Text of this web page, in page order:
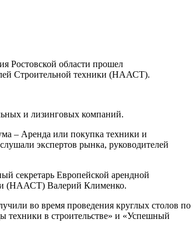
Ростовской области прошел
Строительной техники (НААСТ).
и лизинговых компаний.
– Аренда или покупка техники и
экспертов рынка, руководителей
секретарь Европейской арендной
(НААСТ) Валерий Клименко.
во время проведения круглых столов по
техники в строительстве» и «Успешный